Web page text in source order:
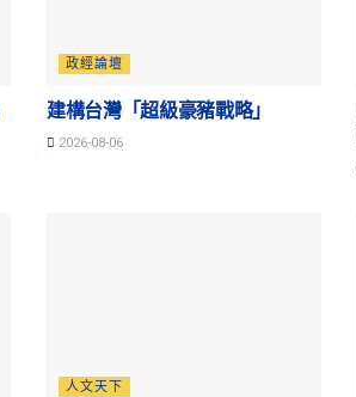
政經論壇
建構台灣「超級豪豬戰略」
2026-08-06
人文天下